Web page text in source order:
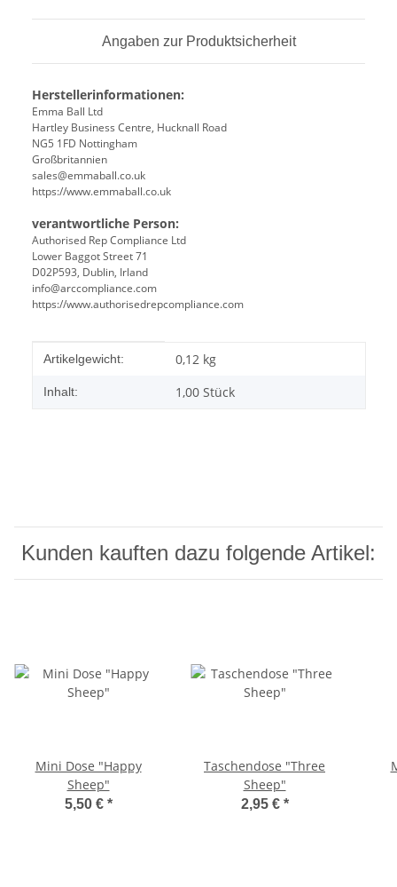
Angaben zur Produktsicherheit
Herstellerinformationen:
Emma Ball Ltd
Hartley Business Centre, Hucknall Road
NG5 1FD Nottingham
Großbritannien
sales@emmaball.co.uk
https://www.emmaball.co.uk
verantwortliche Person:
Authorised Rep Compliance Ltd
Lower Baggot Street 71
D02P593, Dublin, Irland
info@arccompliance.com
https://www.authorisedrepcompliance.com
Produkteigenschaft
Wert
Artikelgewicht: 0,12 kg
Inhalt: 1,00 Stück
Kunden kauften dazu folgende Artikel:
Mini Dose "Happy
Sheep"
5,50 € *
Taschendose "Three
Sheep"
2,95 € *